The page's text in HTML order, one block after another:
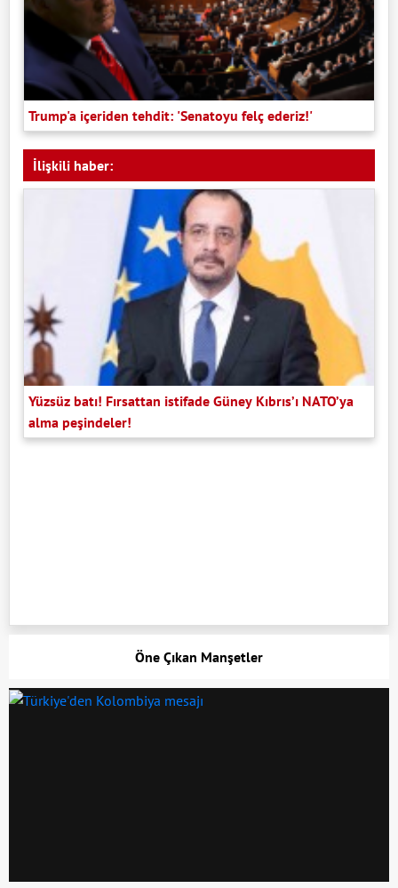
Trump'a içeriden tehdit: 'Senatoyu felç ederiz!'
İlişkili haber:
Yüzsüz batı! Fırsattan istifade Güney Kıbrıs’ı NATO’ya
alma peşindeler!
Öne Çıkan Manşetler